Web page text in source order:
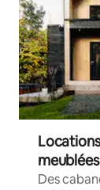
meublées
Des